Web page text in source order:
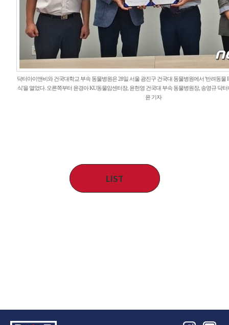
닥터아이앤비와 건국대학교 부속 동물병원은 28일 서울 광진구 건국대 동물병원에서 '반려동물
식'을 열었다. 오른쪽부터 윤경아 KU동물암센터장, 윤헌영 건국대 부속 동물병원장, 송영규 닥
윤 기자
LIST